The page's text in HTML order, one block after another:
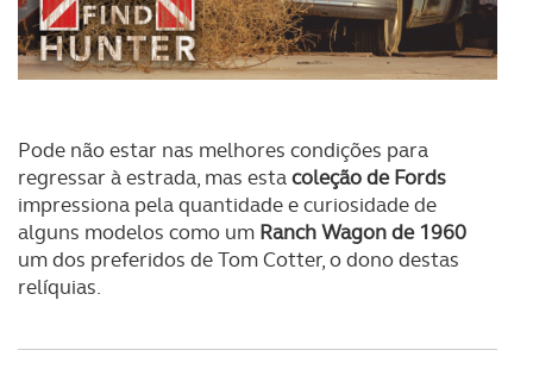
Pode não estar nas melhores condições para
regressar à estrada, mas estacoleção de Fords
impressiona pela quantidade e curiosidade de
alguns modelos como um Ranch Wagon de 1960
um dos preferidos de Tom Cotter, o dono destas
relíquias.